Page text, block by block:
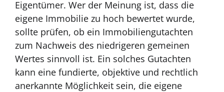
Eigentümer. Wer der Meinung ist, dass die
eigene Immobilie zu hoch bewertet wurde,
sollte prüfen, ob ein Immobiliengutachten
zum Nachweis des niedrigeren gemeinen
Wertes sinnvoll ist. Ein solches Gutachten
kann eine fundierte, objektive und rechtlich
anerkannte Möglichkeit sein, die eigene